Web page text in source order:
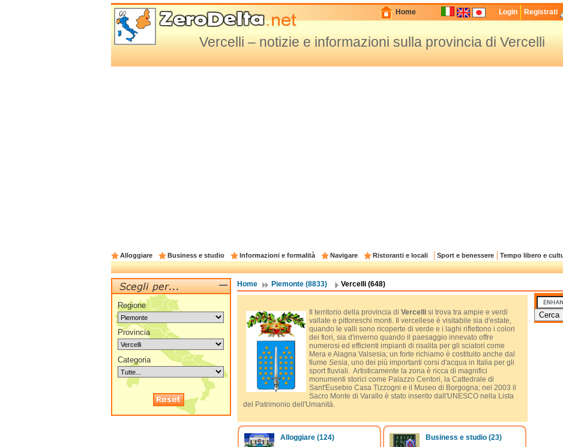
Home Login Registrati
Vercelli – notizie e informazioni sulla provincia di Vercelli
Alloggiare Business e studio Informazioni e formalità Navigare Ristoranti e locali Sport e benessere Tempo libero e
Home Piemonte (8833) Vercelli (648)
Il territorio della provincia di Vercellisi trova tra ampie e verdi
vallate e pittoreschi monti. Il vercellese è visitabile sia d'estate,
quando le valli sono ricoperte di verde e i laghi riflettono i colori
dei fiori, sia d'inverno quando il paesaggio innevato offre
numerosi ed efficienti impianti di risalita per gli sciatori come
Mera e Alagna Valsesia; un forte richiamo è costituito anche dal
fiume Sesia, uno dei più importanti corsi d'acqua in Italia per gli
sport fluviali. Artisticamente la zona è ricca di magnifici
monumenti storici come Palazzo Centori, la Cattedrale di
Sant'Eusebio Casa Tizzogni e il Museo di Borgogna; nel 2003 il
Sacro Monte di Varallo è stato inserito dall'UNESCO nella Lista
del Patrimonio dell'Umanità.
Alloggiare(124) Business e studio(23)
Regione
Provincia
Categoria